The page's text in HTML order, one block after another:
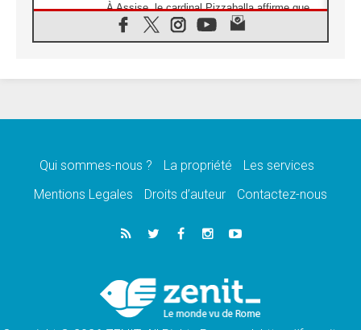
À Assise, le cardinal Pizzaballa affirme que
«les chrétiens veulent la paix»
06.08.2026
message de paix et de dignité humaine»
«La visite du Pape en Uruguay renforcera
05.08.2026
Le nonce en Ukraine: «Il est inquiétant
Léon XIV au Pérou, une lueur d'espoir pour
un peuple en quête de paix
Qui sommes-nous ? La propriété
Les services
Mentions Legales
Droits d’auteur Contactez-nous